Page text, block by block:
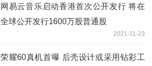
网易云音乐启动香港首次公开发行 将在
全球公开发行1600万股普通股
2021-11-23
荣耀60真机首曝 后壳设计或采用钻彩工